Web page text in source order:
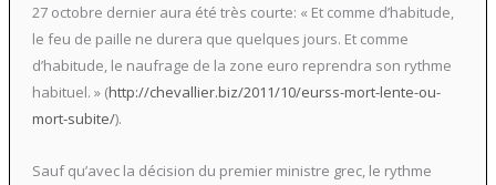
27 octobre dernier aura été très courte: « Et comme d’habitude,
le feu de paille ne durera que quelques jours. Et comme
d’habitude, le naufrage de la zone euro reprendra son rythme
habituel. » (http://chevallier.biz/2011/10/eurss-mort-lente-ou-
mort-subite/).
Sauf qu’avec la décision du premier ministre grec, le rythme